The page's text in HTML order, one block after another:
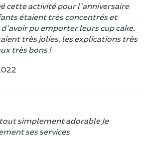
cette activité pour l'anniversaire
étaient très concentrés et
pu emporter leurs cup cake.
très jolies, les explications très
très bons !
simplement adorable Je
ses services